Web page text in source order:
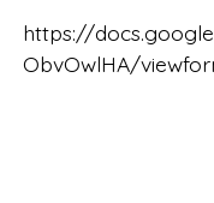
https://
ObvOwlHA/